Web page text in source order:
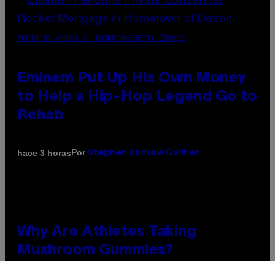
PHOTO BY AARON J. THORNTON/GETTY IMAGES
Eminem Put Up His Own Money
to Help a Hip-Hop Legend Go to
Rehab
hace 3 horasPor Stephen Andrew Galiher
Why Are Athletes Taking
Mushroom Gummies?